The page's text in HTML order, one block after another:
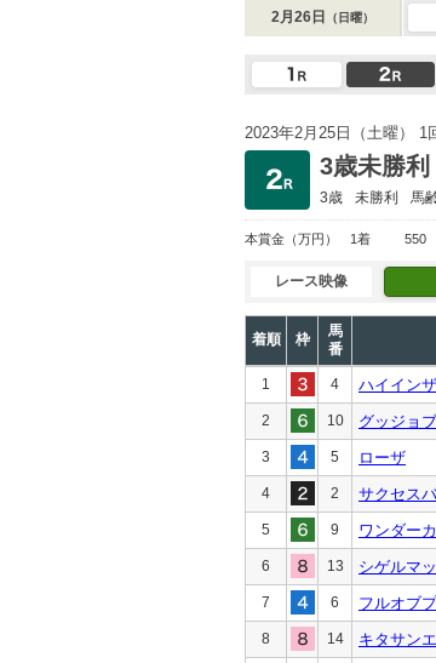
2月26日 （日曜）
2023年2月25日（土曜） 1
3歳未勝利
3歳 未勝利 馬
本賞金 （万円） 1着 550
レース映像
着順 枠
馬
番
1 4 ハイイン
2 10 グッジョブ
3 5 ローザ
4 2 サクセス
5 9 ワンダー
6 13 シゲルマ
7 6 フルオブ
8 14 キタサン